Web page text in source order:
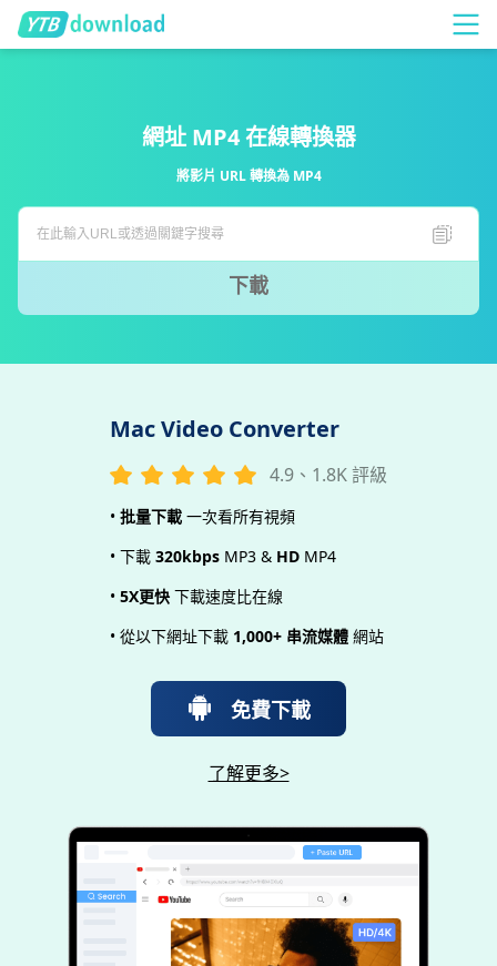
網址 MP4 在線轉換器
將影片 URL 轉換為 MP4
下載
Mac Video Converter
4.9、1.8K 評級
• 批量下載 一次看所有視頻
• 下載 320kbps MP3 & HD MP4
• 5X更快 下載速度比在線
• 從以下網址下載 1,000+ 串流媒體 網站
免費下載
了解更多>